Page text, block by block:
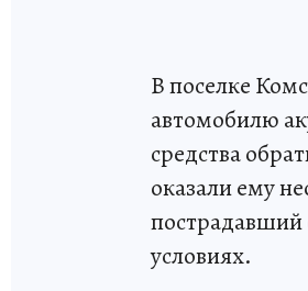
В поселке
автомобилю
средства
оказали ему
пострадавший
условиях.